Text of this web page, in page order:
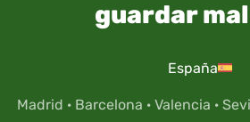
guardar
España
Madrid · Barcelona · Valencia ·